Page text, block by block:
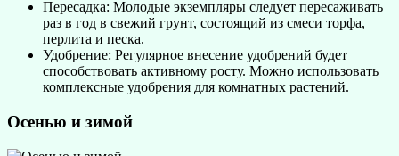
Пересадка: Молодые экземпляры следует пересаживать
раз в год в свежий грунт, состоящий из смеси торфа,
перлита и песка.
Удобрение: Регулярное внесение удобрений будет
способствовать активному росту. Можно использовать
комплексные удобрения для комнатных растений.
Осенью и зимой